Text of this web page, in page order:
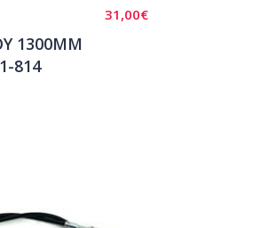
31,00€
1300ΜΜ
814